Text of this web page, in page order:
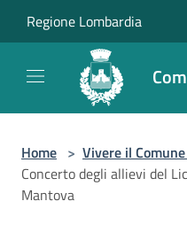
Regione Lombardia
Home > Vivere il Comune
Concerto degli allievi del
Mantova